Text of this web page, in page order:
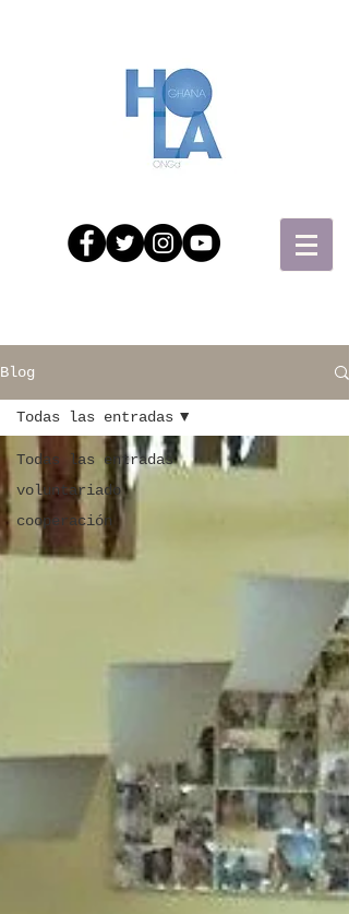
Blog
Todas las entradas
voluntariado
cooperación
Todas las entradas